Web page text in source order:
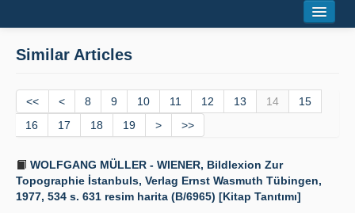
Journal Boards
Writing Rules
Principles
Publication Policies
Similar Articles
<< < 8 9 10 11 12 13 14
15
16
17 18 19 > >>
WOLFGANG MÜLLER - WIENER, Bildlexion Zur
Topographie İstanbuls, Verlag Ernst Wasmuth Tübingen,
1977, 534 s. 631 resim harita (B/6965) [Kitap Tanıtımı]